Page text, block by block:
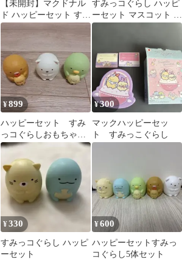
【未開封】マクドナル
ド ハッピーセット すみ
っコぐらし おもちゃ 3
すみっコぐらし ハッピ
ーセット マスコット と
かげ
¥899
ハッピーセット すみ
っコぐらしおもちゃセ
ット
¥300
マックハッピーセッ
ト すみっこぐらし
¥330
すみっコぐらし ハッピ
ーセット
¥600
ハッピーセットすみっ
コぐらし5体セット